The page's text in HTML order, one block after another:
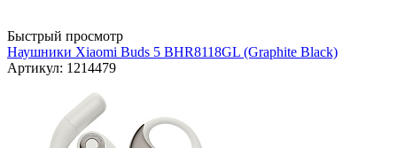
Быстрый просмотр
Наушники Xiaomi Buds 5 BHR8118GL (Graphite Black)
Артикул: 1214479